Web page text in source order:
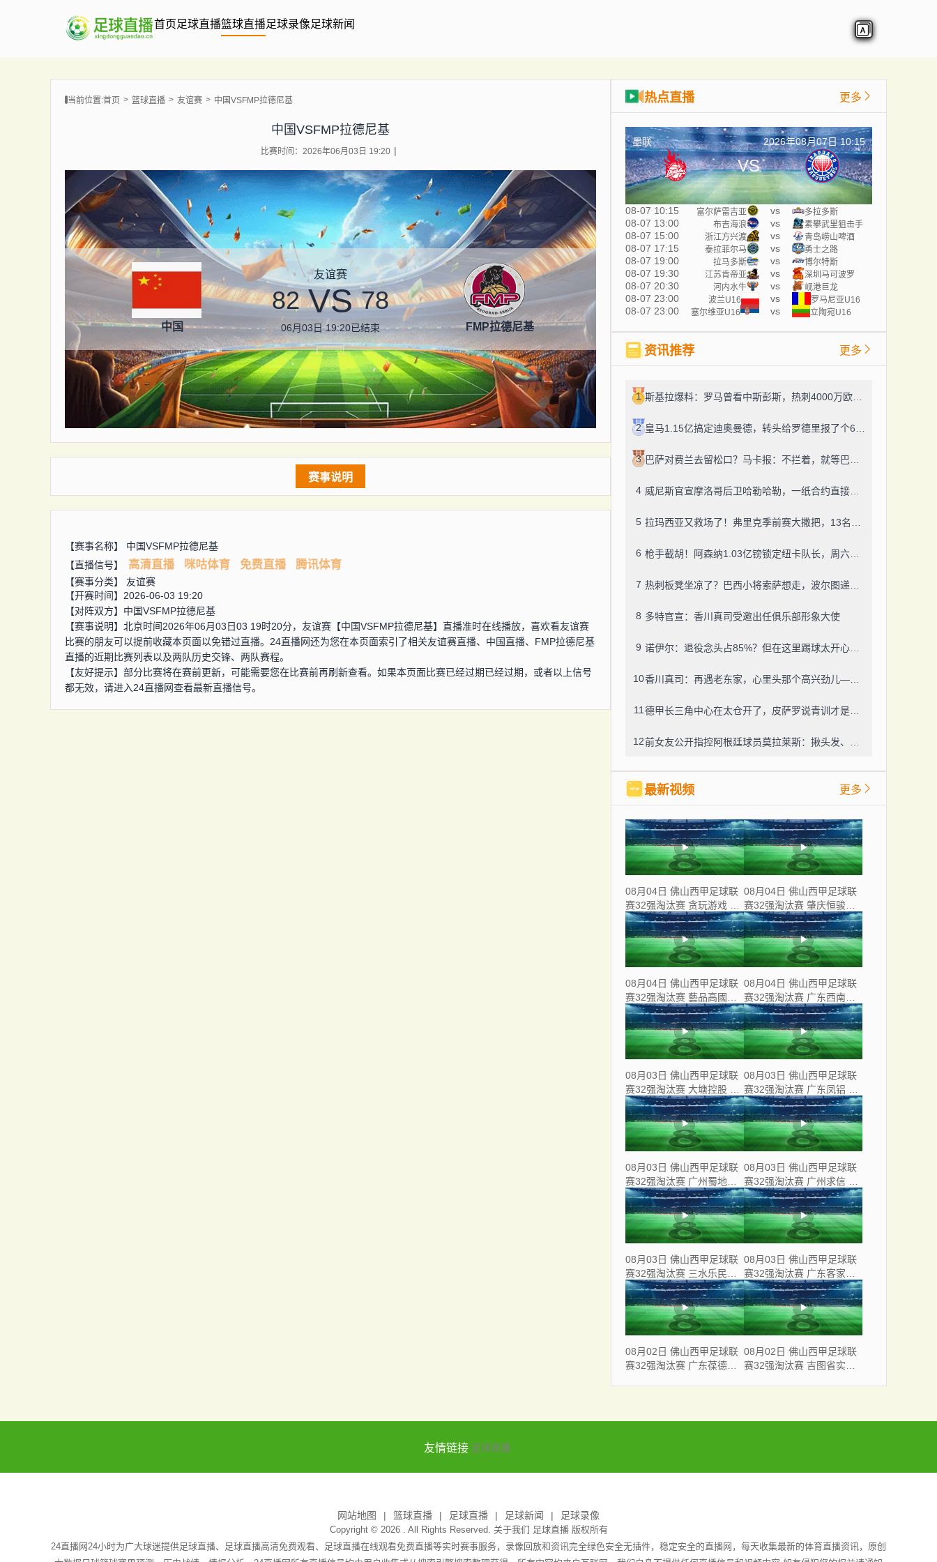
首页足球直播篮球直播足球录像足球新闻
当前位置:首页 篮球直播 友谊赛 中国VSFMP拉德尼基
中国VSFMP拉德尼基
比赛时间：2026年06月03日 19:20
中国
友谊赛
82 VS 78
06月03日 19:20已结束 FMP拉德尼基
赛事说明
【赛事名称】 中国VSFMP拉德尼基
【直播信号】
高清直播 咪咕体育 免费直播 腾讯体育
【赛事分类】 友谊赛
【开赛时间】2026-06-03 19:20
【对阵双方】 中国VSFMP拉德尼基
【赛事说明】北京时间2026年06月03日03 19时20分，友谊赛【中国VSFMP拉德尼基】直播准时在线播放，喜欢看友谊赛
比赛的朋友可以提前收藏本页面以免错过直播。24直播网还为您在本页面索引了相关友谊赛直播、中国直播、FMP拉德尼基
直播的近期比赛列表以及两队历史交锋、两队赛程。
【友好提示】部分比赛将在赛前更新，可能需要您在比赛前再刷新查看。如果本页面比赛已经过期已经过期，或者以上信号
都无效，请进入24直播网查看最新直播信号。
热点直播 更多
墨联 2026年08月07日 10:15
VS
08-07 10:15 富尔萨雷吉亚 vs 多拉多斯
08-07 13:00 布吉海浪 vs 素攀武里狙击手
08-07 15:00 浙江方兴渡 vs 青岛崂山啤酒
08-07 17:15 泰拉菲尔马 vs 勇士之路
08-07 19:00 拉马多斯 vs 博尔特斯
08-07 19:30 江苏肯帝亚 vs 深圳马可波罗
08-07 20:30 河内水牛 vs 岘港巨龙
08-07 23:00 波兰U16 vs 罗马尼亚U16
08-07 23:00 塞尔维亚U16 vs 立陶宛U16
资讯推荐 更多
1
2
3
4
5
6
7
8 多特官宣：香川真司受邀出任俱乐部形象大使
9
10
11
12
最新视频 更多
08月04日 佛山西甲足球联
赛32强淘汰赛 贪玩游戏 VS
美的薪火 全场录像
08月04日 佛山西甲足球联
赛32强淘汰赛 肇庆恒骏成
VS 三七互娱 全场录像
08月04日 佛山西甲足球联
赛32强淘汰赛 藝品高國際
VS 湛江狂狼·粵辉能源 全
场录像
08月04日 佛山西甲足球联
赛32强淘汰赛 广东西南建
设 VS 香港圣徒 全场录像
08月03日 佛山西甲足球联
赛32强淘汰赛 大塘控股 VS
茂名市点都得 全场录像
08月03日 佛山西甲足球联
赛32强淘汰赛 广东凤铝 VS
湛江八部科技 全场录像
08月03日 佛山西甲足球联
赛32强淘汰赛 广州蜀地红
VS 广州戴拿模 全场录像
08月03日 佛山西甲足球联
赛32强淘汰赛 广州求信 VS
顺德新青年 全场录像
08月03日 佛山西甲足球联
赛32强淘汰赛 三水乐民兴
健力宝 VS 中国澳门澳科精
英 全场录像
08月03日 佛山西甲足球联
赛32强淘汰赛 广东客家青
年 VS 广州英华思力U17 全
场录像
08月02日 佛山西甲足球联
赛32强淘汰赛 广东葆德澳
08月02日 佛山西甲足球联
赛32强淘汰赛 吉图省实青
友情链接 足球直播
网站地图 篮球直播 足球直播 足球新闻 足球录像
Copyright © 2026 . All Rights Reserved. 关于我们 足球直播版权所有
24直播网24小时为广大球迷提供足球直播、足球直播高清免费观看、足球直播在线观看免费直播等实时赛事服务，录像回放和资讯完全绿色安全无插件，稳定安全的直播网，每天收集最新的体育直播资讯，原创